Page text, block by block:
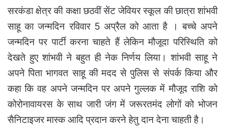
सरकंडा क्षेत्र की कक्षा छठवीं सेंट जेवियर स्कूल की छात्रा शांभवी
साहू का जन्मदिन रविवार 5 अप्रैल को आता है । बच्चे अपने
जन्मदिन पर पार्टी करना चाहते हैं लेकिन मौजूदा परिस्थिति को
देखते हुए शांभवी ने बहुत ही नेक निर्णय लिया। शांभवी साहू ने
अपने पिता भागवत साहू की मदद से पुलिस से संपर्क किया और
कहा कि वह अपने जन्मदिन पर अपने गुल्लक में मौजूद राशि को
कोरोनावायरस के साथ जारी जंग में जरूरतमंद लोगों को भोजन
सैनिटाइजर मास्क आदि प्रदान करने हेतु दान देना चाहती है।